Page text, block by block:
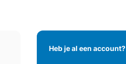
Heb je al een account?